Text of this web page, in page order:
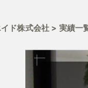
ド株式会社 > 実績一